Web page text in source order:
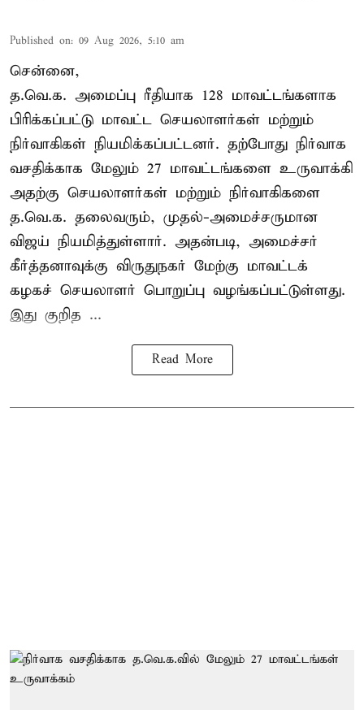
Published on: 09 Aug 2026, 5:10 am
சென்னை,
த.வெ.க. அமைப்பு ரீதியாக 128 மாவட்டங்களாக
பிரிக்கப்பட்டு மாவட்ட செயலாளர்கள் மற்றும்
நிர்வாகிகள் நியமிக்கப்பட்டனர். தற்போது நிர்வாக
வசதிக்காக மேலும் 27 மாவட்டங்களை உருவாக்கி
அதற்கு செயலாளர்கள் மற்றும் நிர்வாகிகளை
த.வெ.க. தலைவரும், முதல்-அமைச்சருமான
விஜய் நியமித்துள்ளார். அதன்படி, அமைச்சர்
கீர்த்தனாவுக்கு விருதுநகர் மேற்கு மாவட்டக்
கழகச் செயலாளர் பொறுப்பு வழங்கப்பட்டுள்ளது.
இது குறித ...
Read More